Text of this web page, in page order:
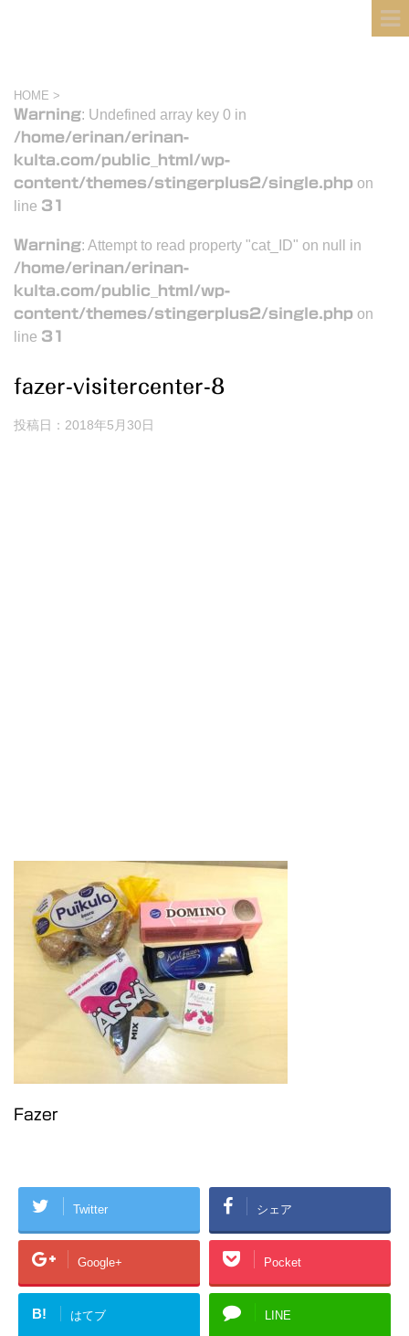
HOME >
Warning: Undefined array key 0 in
/home/erinan/erinan-
kulta.com/public_html/wp-
content/themes/stingerplus2/single.php on
line 31
Warning: Attempt to read property "cat_ID" on null in
/home/erinan/erinan-
kulta.com/public_html/wp-
content/themes/stingerplus2/single.php on
line 31
fazer-visitercenter-8
投稿日： 2018年5月30日
Fazer
Twitter シェア
Google+ Pocket
B! はてブ LINE